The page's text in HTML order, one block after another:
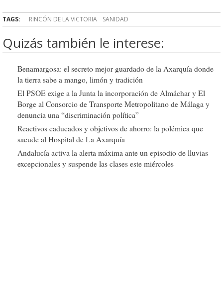
TAGS: RINCÓN DE LA VICTORIA SANIDAD
Quizás también le interese:
Benamargosa: el secreto mejor guardado de la Axarquía donde
la tierra sabe a mango, limón y tradición
El PSOE exige a la Junta la incorporación de Almáchar y El
Borge al Consorcio de Transporte Metropolitano de Málaga y
denuncia una “discriminación política”
Reactivos caducados y objetivos de ahorro: la polémica que
sacude al Hospital de La Axarquía
Andalucía activa la alerta máxima ante un episodio de lluvias
excepcionales y suspende las clases este miércoles